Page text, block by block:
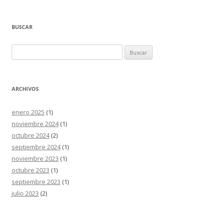
BUSCAR
ARCHIVOS
enero 2025 (1)
noviembre 2024(1)
octubre 2024(2)
septiembre 2024(1)
noviembre 2023 (1)
octubre 2023 (1)
septiembre 2023 (1)
julio 2023 (2)